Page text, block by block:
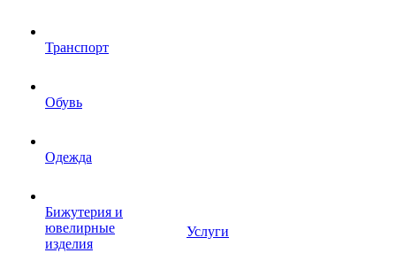
Транспорт
Обувь
Одежда
Бижутерия и
ювелирные
изделия
Услуги